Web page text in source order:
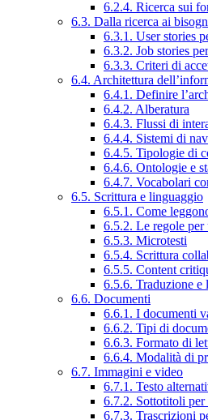
6.2.4. Ricerca sui
6.3. Dalla ricerca ai
6.3.1. User stories
6.3.2. Job stories
6.3.3. Criteri di
6.4. Architettura
6.4.1. Definire
6.4.2. Alberatura
6.4.3. Flussi di
6.4.4. Sistemi di
6.4.5. Tipologie di
6.4.6. Ontologie e
6.4.7. Vocabolari
6.5. Scrittura e linguaggio
6.5.1. Come
6.5.2. Le regole
6.5.3. Microtesti
6.5.4. Scrittura
6.5.5. Content
6.5.6. Traduzione e
6.6. Documenti
6.6.1. I documenti
6.6.2. Tipi di
6.6.3. Formato di
6.6.4. Modalità di
6.7. Immagini e video
6.7.1. Testo
6.7.2. Sottotitoli
6.7.3. Trascrizioni